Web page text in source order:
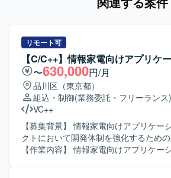
リモート可
【C/C++】情報家電向けアプリケ
〜630,000円/月
品川区（東京都）
組込・制御(業務委託・フリーランス)
VC++
【募集背景】 情報家電向けアプリケー
クトにおいて開発体制を強化するための
【作業内容】 情報家電向けアプリケー